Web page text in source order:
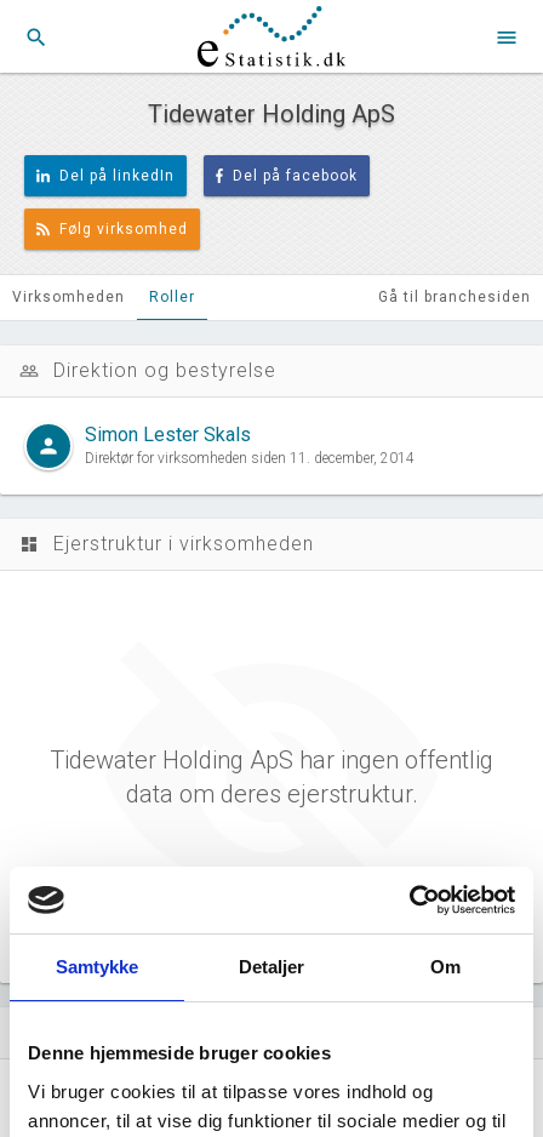
Samtykke Detaljer Om
Denne hjemmeside bruger cookies
Vi bruger cookies til at tilpasse vores indhold og
annoncer, til at vise dig funktioner til sociale medier og til
search menu
Tidewater Holding ApS
Del på linkedIn Del på facebook
Følg virksomhed
Virksomheden Roller Gå til branchesiden
people_outline Direktion og bestyrelse
person Simon Lester Skals
Direktør for virksomheden siden 11. december, 2014
dashboard Ejerstruktur i virksomheden
Tidewater Holding ApS har ingen offentlig
data om deres ejerstruktur.
Pequod ApS
C.F. Richs Vej 73, 2000 Frederiksberg